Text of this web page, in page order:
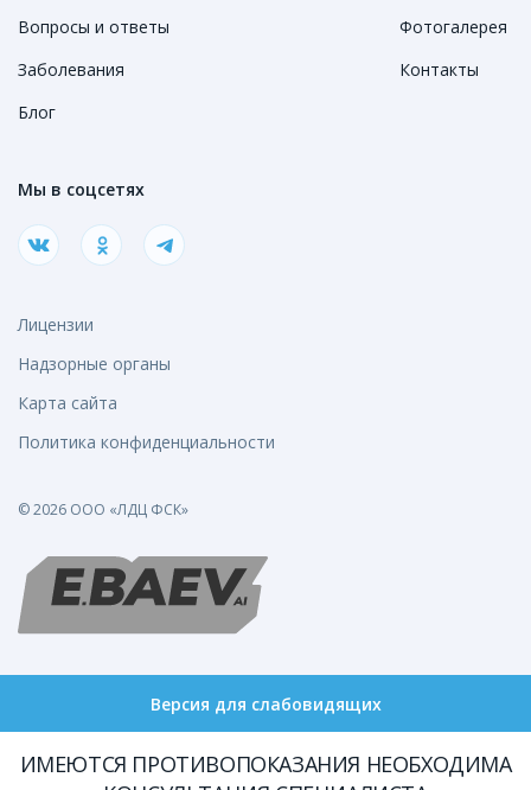
Вопросы и ответы
Заболевания
Блог
Фотогалерея
Контакты
Мы в соцсетях
Лицензии
Надзорные органы
Карта сайта
Политика конфиденциальности
© 2026 ООО «ЛДЦ ФСК»
Версия для слабовидящих
ИМЕЮТСЯ ПРОТИВОПОКАЗАНИЯ НЕОБХОДИМА